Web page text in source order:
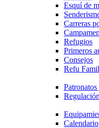
Esquí de
Carreras
Refugios
Primeros
Consejos
Refu
Calendario